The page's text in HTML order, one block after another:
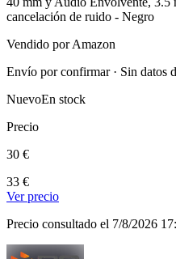
cancelación de ruido - Negro
Vendido por Amazon
Envío por confirmar · Sin datos
NuevoEn stock
Precio
30 €
33 €
Ver precio
Precio consultado el 7/8/2026